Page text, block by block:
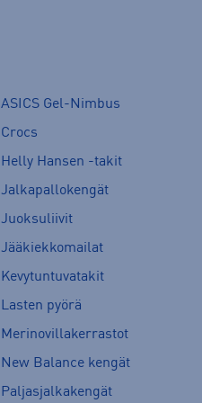
ASICS Gel-Nimbus
Crocs
Helly Hansen -takit
Jalkapallokengät
Juoksuliivit
Jääkiekkomailat
Kevytuntuvatakit
Lasten pyörä
Merinovillakerrastot
New Balance kengät
Paljasjalkakengät